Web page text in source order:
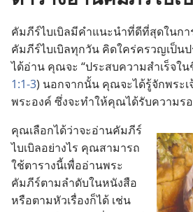
คัมภีร์​ไบเบิล​มี​คำ​แนะ​นำ​ที่​ดี​ที่​สุด​ใน​ก
คัมภีร์​ไบเบิล​ทุก​วัน คิด​ใคร่ครวญ​เป็น​
ได้​อ่าน คุณ​จะ “ประสบ​ความ​สำเร็จ​ใน​
1:1-3) นอก​จาก​นั้น คุณ​จะ​ได้​รู้​จัก​พระเ
พระองค์ ซึ่ง​จะ​ทำ​ให้​คุณ​ได้​รับ​ความ​
คุณ​เลือก​ได้​ว่า​จะ​อ่าน​คัมภีร์​
ไบเบิล​อย่าง​ไร คุณ​สามารถ​
ใช้​ตาราง​นี้​เพื่อ​อ่าน​พระ​
คัมภีร์​ตาม​ลำดับ​ใน​หนังสือ​
หรือ​ตาม​หัวเรื่อง​ก็​ได้ เช่น